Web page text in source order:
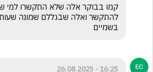
בשמיים
16:25 - 26.08.2025